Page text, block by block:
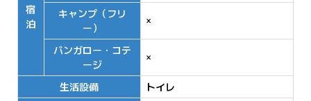
宿
泊
キャンプ（フリ
ー）
×
バンガロー・コテ
ージ
×
生活設備 トイレ